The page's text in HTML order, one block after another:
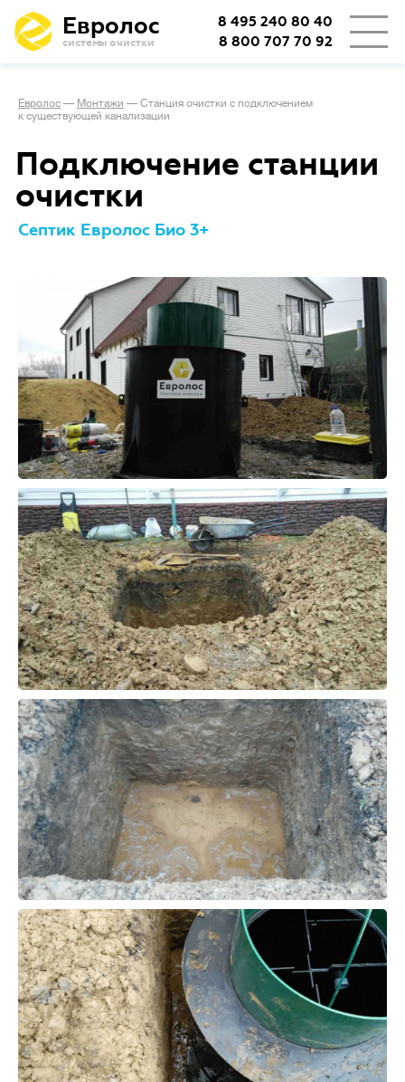
Евролос
системы очистки
8 495 240 80 40
8 800 707 70 92
Евролос — Монтажи — Станция очистки с подключением
к существующей канализации
Подключение станции
очистки
Септик Евролос Био 3+